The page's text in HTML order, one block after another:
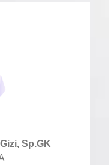
Sp.GK